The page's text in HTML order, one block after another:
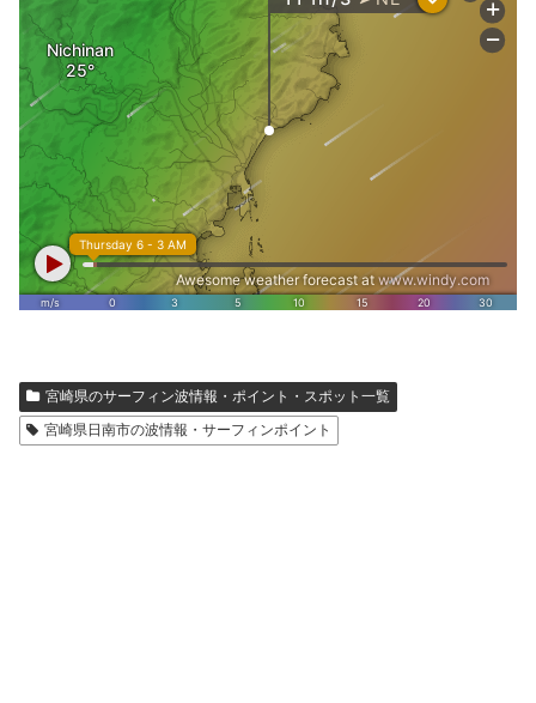
宮崎県のサーフィン波情報・ポイント・スポット一覧
宮崎県日南市の波情報・サーフィンポイント